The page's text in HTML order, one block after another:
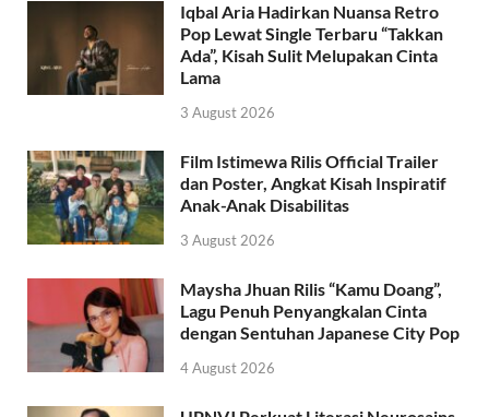
Iqbal Aria Hadirkan Nuansa Retro
Pop Lewat Single Terbaru “Takkan
Ada”, Kisah Sulit Melupakan Cinta
Lama
3 August 2026
Film Istimewa Rilis Official Trailer
dan Poster, Angkat Kisah Inspiratif
Anak-Anak Disabilitas
3 August 2026
Maysha Jhuan Rilis “Kamu Doang”,
Lagu Penuh Penyangkalan Cinta
dengan Sentuhan Japanese City Pop
4 August 2026